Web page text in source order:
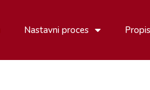
Nastavni proces